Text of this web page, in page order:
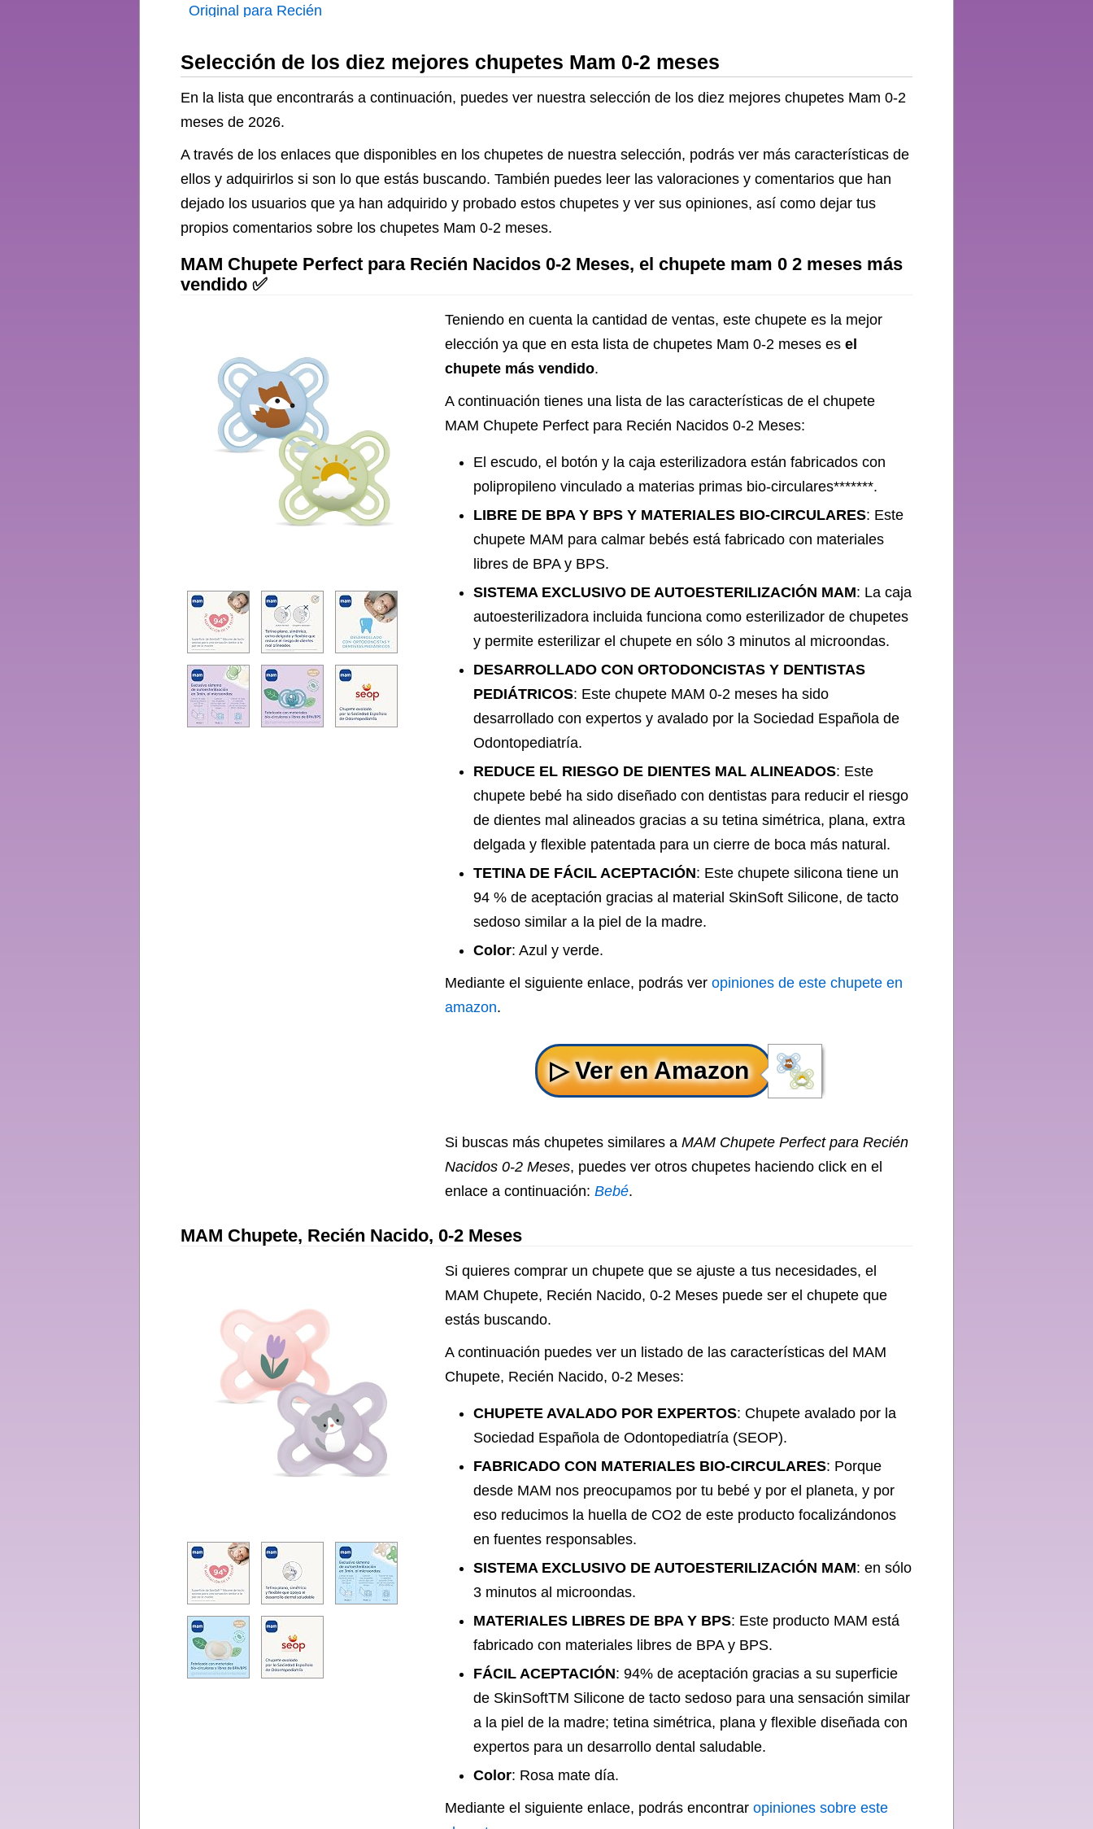
Original para Recién
Selección de los diez mejores chupetes Mam 0-2 meses
En la lista que encontrarás a continuación, puedes ver nuestra selección de los diez mejores chupetes Mam 0-2
meses de 2026.
A través de los enlaces que disponibles en los chupetes de nuestra selección, podrás ver más características de
ellos y adquirirlos si son lo que estás buscando. También puedes leer las valoraciones y comentarios que han
dejado los usuarios que ya han adquirido y probado estos chupetes y ver sus opiniones, así como dejar tus
propios comentarios sobre los chupetes Mam 0-2 meses.
MAM Chupete Perfect para Recién Nacidos 0-2 Meses, el chupete mam 0 2 meses más
vendido ✅
Teniendo en cuenta la cantidad de ventas, este chupete es la mejor
elección ya que en esta lista de chupetes Mam 0-2 meses es el
chupete más vendido.
A continuación tienes una lista de las características de el chupete
MAM Chupete Perfect para Recién Nacidos 0-2 Meses:
El escudo, el botón y la caja esterilizadora están fabricados con
polipropileno vinculado a materias primas bio-circulares*******.
LIBRE DE BPA Y BPS Y MATERIALES BIO-CIRCULARES: Este
chupete MAM para calmar bebés está fabricado con materiales
libres de BPA y BPS.
SISTEMA EXCLUSIVO DE AUTOESTERILIZACIÓN MAM: La caja
autoesterilizadora incluida funciona como esterilizador de chupetes
y permite esterilizar el chupete en sólo 3 minutos al microondas.
DESARROLLADO CON ORTODONCISTAS Y DENTISTAS
PEDIÁTRICOS: Este chupete MAM 0-2 meses ha sido
desarrollado con expertos y avalado por la Sociedad Española de
Odontopediatría.
REDUCE EL RIESGO DE DIENTES MAL ALINEADOS: Este
chupete bebé ha sido diseñado con dentistas para reducir el riesgo
de dientes mal alineados gracias a su tetina simétrica, plana, extra
delgada y flexible patentada para un cierre de boca más natural.
TETINA DE FÁCIL ACEPTACIÓN: Este chupete silicona tiene un
94 % de aceptación gracias al material SkinSoft Silicone, de tacto
sedoso similar a la piel de la madre.
Color: Azul y verde.
Mediante el siguiente enlace, podrás ver opiniones de este chupete en
amazon.
Si buscas más chupetes similares a MAM Chupete Perfect para Recién
Nacidos 0-2 Meses, puedes ver otros chupetes haciendo click en el
enlace a continuación: Bebé.
MAM Chupete, Recién Nacido, 0-2 Meses
Si quieres comprar un chupete que se ajuste a tus necesidades, el
MAM Chupete, Recién Nacido, 0-2 Meses puede ser el chupete que
estás buscando.
A continuación puedes ver un listado de las características del MAM
Chupete, Recién Nacido, 0-2 Meses:
CHUPETE AVALADO POR EXPERTOS: Chupete avalado por la
Sociedad Española de Odontopediatría (SEOP).
FABRICADO CON MATERIALES BIO-CIRCULARES: Porque
desde MAM nos preocupamos por tu bebé y por el planeta, y por
eso reducimos la huella de CO2 de este producto focalizándonos
en fuentes responsables.
SISTEMA EXCLUSIVO DE AUTOESTERILIZACIÓN MAM: en sólo
3 minutos al microondas.
MATERIALES LIBRES DE BPA Y BPS: Este producto MAM está
fabricado con materiales libres de BPA y BPS.
FÁCIL ACEPTACIÓN: 94% de aceptación gracias a su superficie
de SkinSoftTM Silicone de tacto sedoso para una sensación similar
a la piel de la madre; tetina simétrica, plana y flexible diseñada con
expertos para un desarrollo dental saludable.
Color: Rosa mate día.
Mediante el siguiente enlace, podrás encontrar opiniones sobre este